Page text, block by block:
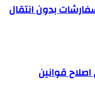
بدون انتقال
قوانین